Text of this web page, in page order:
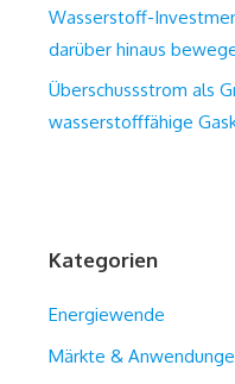
Wasserstoff-
darüber hinaus
Überschussstrom als
wasserstofffähige
Kategorien
Energiewende
Märkte &